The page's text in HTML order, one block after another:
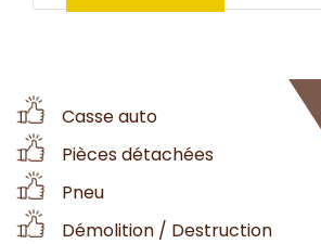
Casse auto
Pièces détachées
Pneu
Démolition / Destruction